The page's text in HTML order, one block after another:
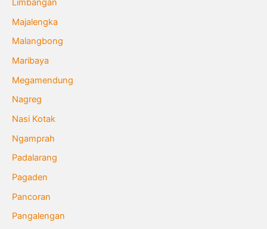
Limbangan
Majalengka
Malangbong
Maribaya
Megamendung
Nagreg
Nasi Kotak
Ngamprah
Padalarang
Pagaden
Pancoran
Pangalengan